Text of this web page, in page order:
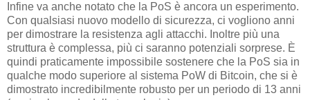
Infine va anche notato che la PoS è ancora un esperimento.
Con qualsiasi nuovo modello di sicurezza, ci vogliono anni
per dimostrare la resistenza agli attacchi. Inoltre più una
struttura è complessa, più ci saranno potenziali sorprese. È
quindi praticamente impossibile sostenere che la PoS sia in
qualche modo superiore al sistema PoW di Bitcoin, che si è
dimostrato incredibilmente robusto per un periodo di 13 anni